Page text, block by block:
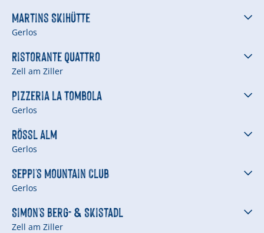
Martins Skihütte
Gerlos
Ristorante Quattro
Zell am Ziller
Pizzeria La Tombola
Gerlos
Rössl Alm
Gerlos
Seppi's Mountain Club
Gerlos
Simon's Berg- & Skistadl
Zell am Ziller